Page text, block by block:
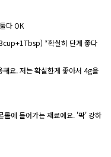
다 OK
*확실히 단게 좋다
요. 저는 확실한게 좋아서 4g을
롤에 들어가는 재료에요. '팍' 강하